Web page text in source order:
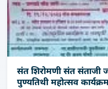
संत शिरोमणी संत संताजी
पुण्यतिथी महोत्सव